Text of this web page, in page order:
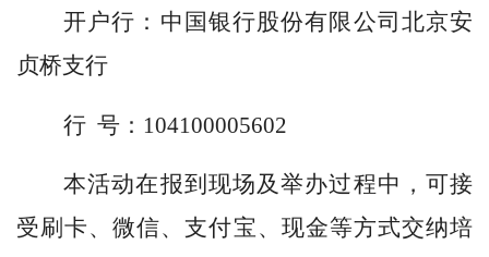
开户行：中国银行股份有限公司北京安
贞桥支行
行 号：104100005602
本活动在报到现场及举办过程中，可接
受刷卡、微信、支付宝、现金等方式交纳培